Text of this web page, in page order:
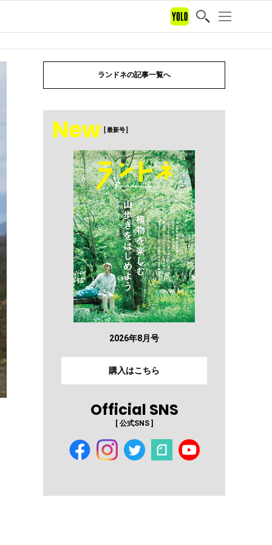
ランドネの記事一覧へ
New [ 最新号 ]
2026年8月号
購入はこちら
Official SNS
[ 公式SNS ]